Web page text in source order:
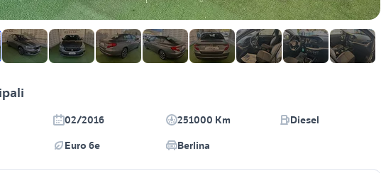
02/2016 251000 Km
Diesel
Euro 6e Berlina